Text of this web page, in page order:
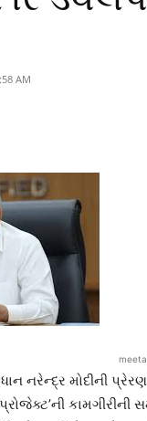
AM
નરેન્દ્ર મોદીની
કામગીરીની